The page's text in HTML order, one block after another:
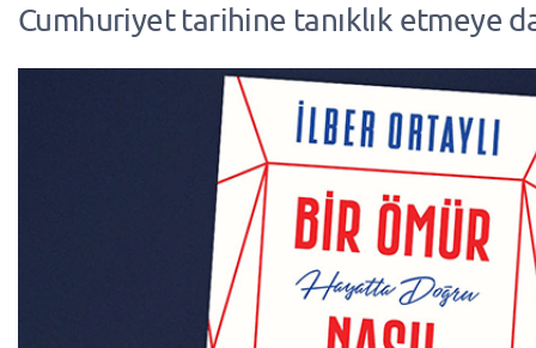
Cumhuriyet tarihine tanıklık etmeye